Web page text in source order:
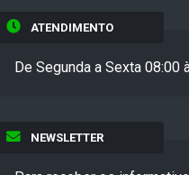
ATENDIMENTO
De Segunda a Sexta 08:00
NEWSLETTER